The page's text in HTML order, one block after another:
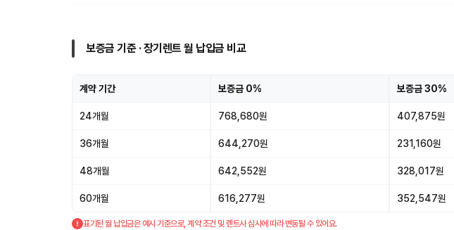
보증금 기준 · 장기렌트 월 납입금 비교
계약 기간 보증금 0% 보증금 30%
24개월 768,680원 407,875원
36개월 644,270원 231,160원
48개월 642,552원 328,017원
60개월 616,277원 352,547원
표기된 월 납입금은 예시 기준으로, 계약 조건 및 렌트사 심사에 따라 변동될 수 있어요.